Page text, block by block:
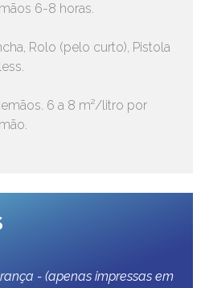
6-8 horas.
Rolo (pelo curto), Pistola
6 a 8 m²/litro por
- (apenas impressas em